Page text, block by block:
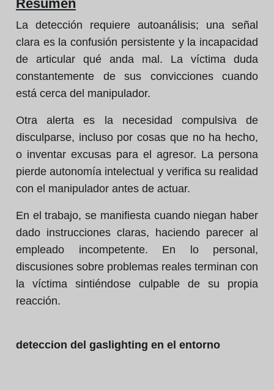
Resumen
La detección requiere autoanálisis; una señal
clara es la confusión persistente y la incapacidad
de articular qué anda mal. La víctima duda
constantemente de sus convicciones cuando
está cerca del manipulador.
Otra alerta es la necesidad compulsiva de
disculparse, incluso por cosas que no ha hecho,
o inventar excusas para el agresor. La persona
pierde autonomía intelectual y verifica su realidad
con el manipulador antes de actuar.
En el trabajo, se manifiesta cuando niegan haber
dado instrucciones claras, haciendo parecer al
empleado incompetente. En lo personal,
discusiones sobre problemas reales terminan con
la víctima sintiéndose culpable de su propia
reacción.
deteccion del gaslighting en el entorno